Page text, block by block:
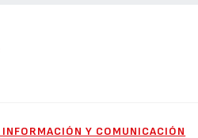
Y COMUNICACIÓN